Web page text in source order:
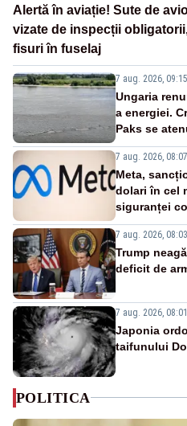
Alertă în aviație! Sute de
vizate de inspecții
fisuri în fuselaj
7 aug. 2026, 09:15
Ungaria
a energiei.
Paks se
7 aug. 2026, 08:07
Meta,
dolari în cel
siguranței
7 aug. 2026, 08:03
Trump
deficit de
7 aug. 2026, 08:01
Japonia
taifunului
POLITICA